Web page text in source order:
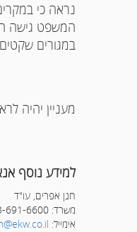
נראה כי
המשפט גישה
במגורים
מעניין יהיה
למידע נוסף
חנן אפרים, עו"ד
משרד: 03-691-6600
אימייל: